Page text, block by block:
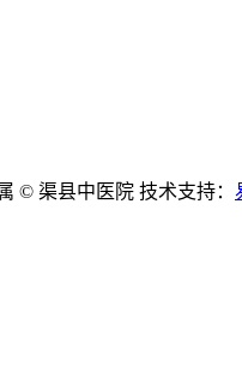
© 渠县中医院 技术支持：